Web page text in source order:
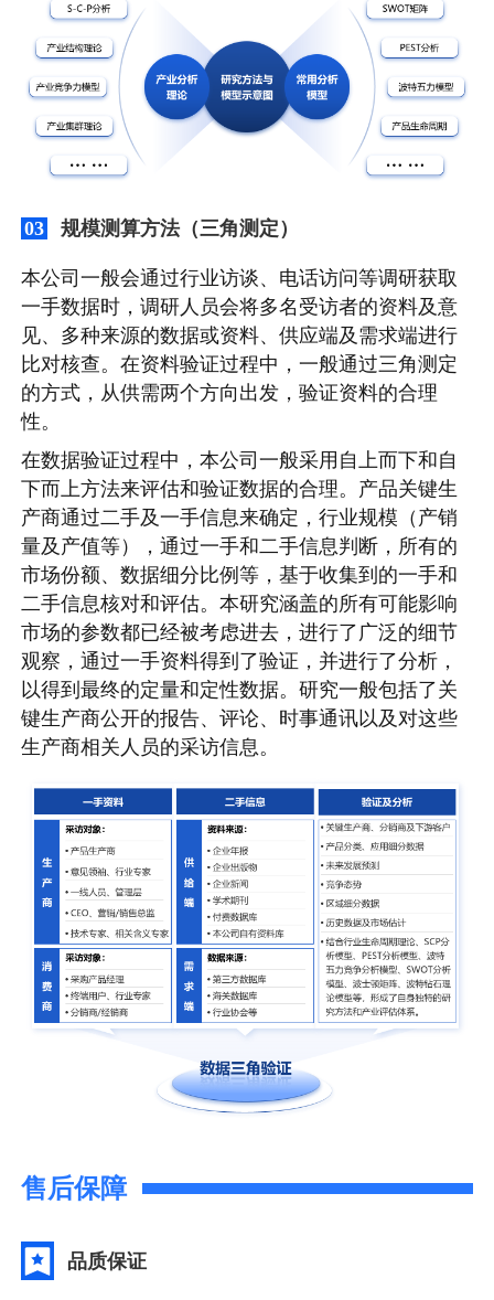
03 规模测算方法（三角测定）
本公司一般会通过行业访谈、电话访问等调研获取
一手数据时，调研人员会将多名受访者的资料及意
见、多种来源的数据或资料、供应端及需求端进行
比对核查。在资料验证过程中，一般通过三角测定
的方式，从供需两个方向出发，验证资料的合理
性。
在数据验证过程中，本公司一般采用自上而下和自
下而上方法来评估和验证数据的合理。产品关键生
产商通过二手及一手信息来确定，行业规模（产销
量及产值等），通过一手和二手信息判断，所有的
市场份额、数据细分比例等，基于收集到的一手和
二手信息核对和评估。本研究涵盖的所有可能影响
市场的参数都已经被考虑进去，进行了广泛的细节
观察，通过一手资料得到了验证，并进行了分析，
以得到最终的定量和定性数据。研究一般包括了关
键生产商公开的报告、评论、时事通讯以及对这些
生产商相关人员的采访信息。
售后保障
品质保证